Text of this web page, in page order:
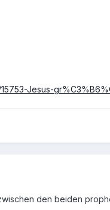
Jesus-
den beiden